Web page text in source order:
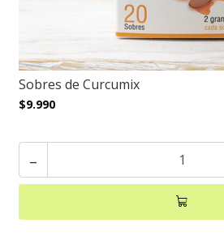
Sobres de Curcumix
$9.990
-